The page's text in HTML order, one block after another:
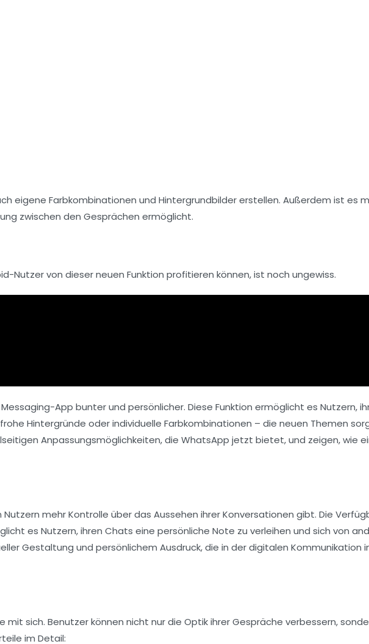
eigene Farbkombinationen und Hintergrundbilder erstellen. Außerdem ist es
zwischen den Gesprächen ermöglicht.
Nutzer von dieser neuen Funktion profitieren können, ist noch ungewiss.
App bunter und persönlicher. Diese Funktion ermöglicht es Nutzern,
Hintergründe oder individuelle Farbkombinationen – die neuen Themen
Anpassungsmöglichkeiten, die WhatsApp jetzt bietet, und zeigen, wie
mehr Kontrolle über das Aussehen ihrer Konversationen gibt. Die
es Nutzern, ihren Chats eine persönliche Note zu verleihen und sich von
Gestaltung und persönlichem Ausdruck, die in der digitalen Kommunikation
mit sich. Benutzer können nicht nur die Optik ihrer Gespräche verbessern,
im Detail: